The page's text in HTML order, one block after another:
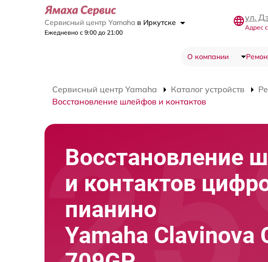
Сервисный центр Yamaha в Иркутске
Ежедневно с 9:00 до 21:00
ул.
Адрес
О компании
Сервисный центр Yamaha Каталог устройств
Восстановление шлейфов и контактов
Восстановление
и контактов
пианино
Yamaha Clavinova